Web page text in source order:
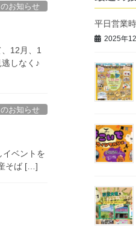
お知らせ
12月、1
しなく♪
お知らせ
イベントを
そば […]
平日営業
2025年